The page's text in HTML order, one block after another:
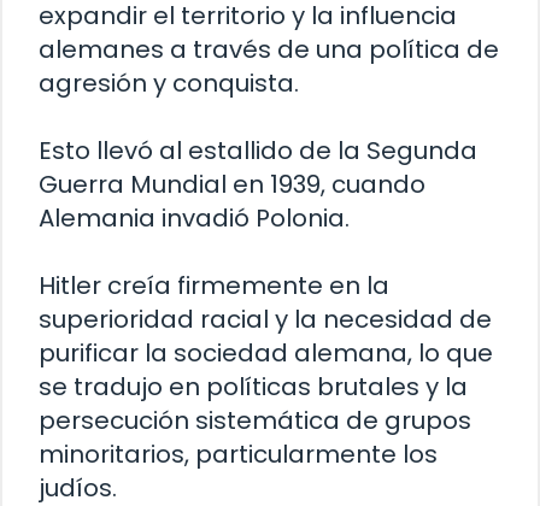
expandir el territorio y la influencia
alemanes a través de una política de
agresión y conquista.
Esto llevó al estallido de la Segunda
Guerra Mundial en 1939, cuando
Alemania invadió Polonia.
Hitler creía firmemente en la
superioridad racial y la necesidad de
purificar la sociedad alemana, lo que
se tradujo en políticas brutales y la
persecución sistemática de grupos
minoritarios, particularmente los
judíos.